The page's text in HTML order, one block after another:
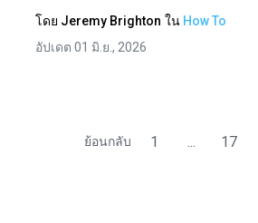
โดย Jeremy Brighton ใน How To
อัปเดต 01 มิ.ย., 2026
ย้อนกลับ 1 ... 17